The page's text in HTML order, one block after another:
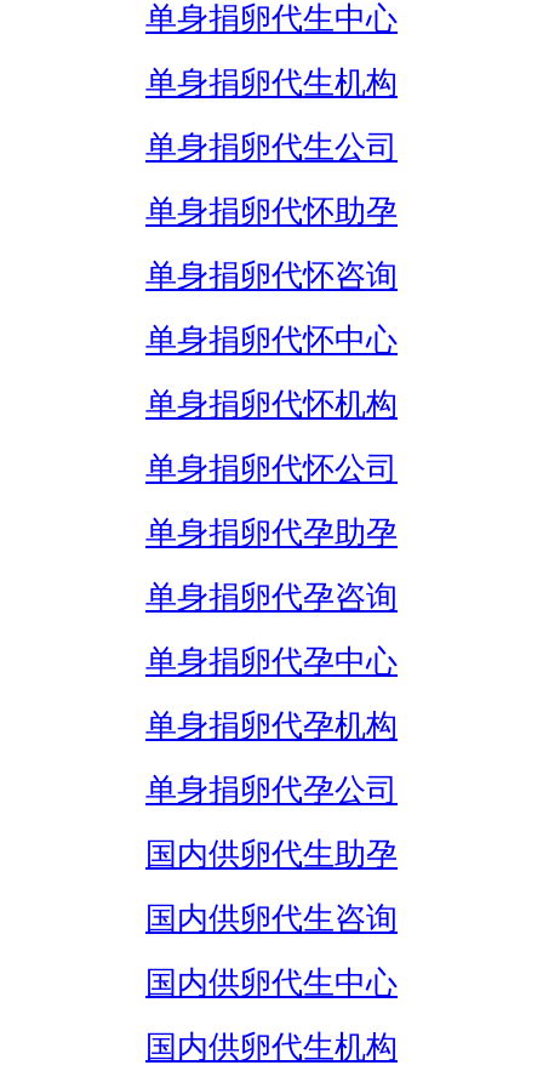
单身捐卵代生中心
单身捐卵代生机构
单身捐卵代生公司
单身捐卵代怀助孕
单身捐卵代怀咨询
单身捐卵代怀中心
单身捐卵代怀机构
单身捐卵代怀公司
单身捐卵代孕助孕
单身捐卵代孕咨询
单身捐卵代孕中心
单身捐卵代孕机构
单身捐卵代孕公司
国内供卵代生助孕
国内供卵代生咨询
国内供卵代生中心
国内供卵代生机构